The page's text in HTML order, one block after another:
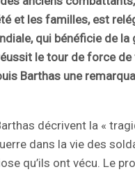
et les familles, est
qui bénéficie de
le tour de force
Barthas une
décrivent la «
dans la vie des
qu’ils ont vécu. Le